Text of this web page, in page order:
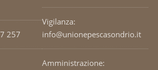
257
Vigilanza:
info@unionepescasondrio.it
Amministrazione: